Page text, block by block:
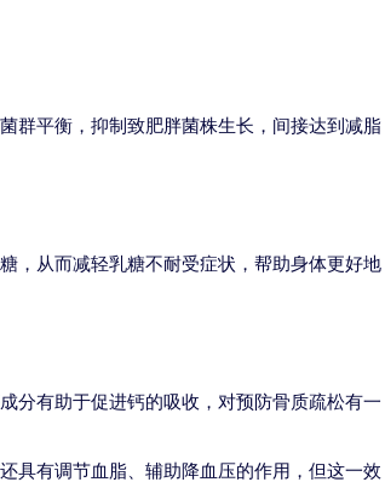
群平衡，抑制致肥胖菌株生长，间接达到减脂
，从而减轻乳糖不耐受症状，帮助身体更好地
分有助于促进钙的吸收，对预防骨质疏松有一
具有调节血脂、辅助降血压的作用，但这一效